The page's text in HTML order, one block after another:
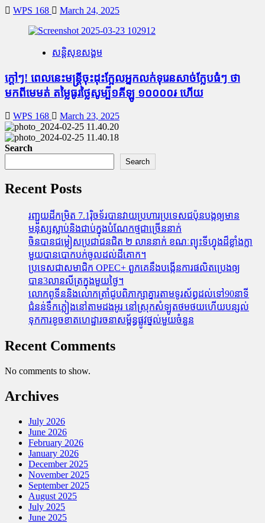
WPS 168 March 24, 2025
សន្តិសុខសង្គម
ក្តៅៗ! ពេលនេះមន្រ្តីចុះដុះក្អែលអ្នកលក់ទុរេនសាច់ក្លែបធំៗ ថា
មកពីមេមត់ តម្លៃធូរថ្លៃសូម្បី១គីឡូ ១០០០០៛ ហើយ
WPS 168 March 23, 2025
Search
Search
Recent Posts
រញ្ជួយដីកម្រិត​ 7.1រ៉ិចទ័របានវាយប្រហារប្រទេសជប៉ុនបង្កឲ្យមាន
មនុស្សស្លាប់​និង​ជាប់ក្នុងបំណែកថ្មជាច្រើននាក់
ចិនបានជម្លៀសប្រជាជនជិត ២ លាននាក់ ខណៈព្យុះទីហ្វុងដ៏ខ្លាំងក្លា
មួយបានបោកបក់ចូលដល់ដីគោក។
ប្រទេសជាសមាជិក OPEC+​ ពួកគេនឹងបង្កើនការផលិតប្រេងឲ្យ
បាន3លានលីត្រក្នុងមួយថ្ងៃ។
លោកពូទីននិងលោកត្រាំជូបពិភាក្សាគ្នារតាមទូរស័ព្ធដល់ទៅ90នាទី
ជំនន់​ទឹកភ្លៀង​នៅ​តាម​ដងអូរ​ នៅ​ស្រុក​សំឡូត​ថមថយ​ហើយ​បន្សល់​
ទុក​ការ​ខូចខាត​ហេដ្ឋារចនាសម្ព័ន្ធ​ផ្លូវថ្នល់​មួយ​ចំនួន
Recent Comments
No comments to show.
Archives
July 2026
June 2026
February 2026
January 2026
December 2025
November 2025
September 2025
August 2025
July 2025
June 2025